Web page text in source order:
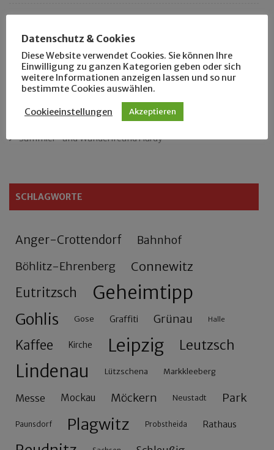
Rennfahrer in Schönefeld und Zschocher
Zu Fuß durch Anger-Crottendorf
Sammler- und Wanderfreund Hardy
SCHLAGWORTE
Anger-Crottendorf Bahnhof
Böhlitz-Ehrenberg Connewitz
Eutritzsch Geheimtipp
Gohlis Gose Graffiti Grünau Halle
Kaffee Kirche Leipzig Leutzsch
Lindenau Lützschena Markkleeberg
Messe Mockau Möckern Neustadt Park
Paunsdorf Plagwitz Probstheida Rathaus
Datenschutz & Cookies
Diese Website verwendet Cookies. Sie können Ihre
Einwilligung zu ganzen Kategorien geben oder sich
weitere Informationen anzeigen lassen und so nur
bestimmte Cookies auswählen.
Cookieeinstellungen Akzeptieren